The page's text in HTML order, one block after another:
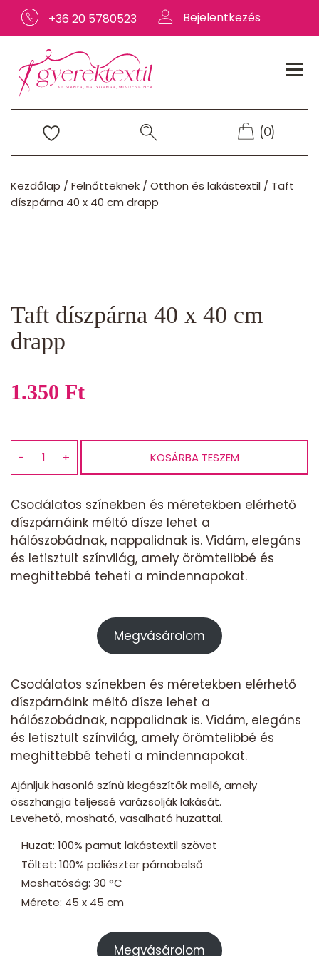
+36 20 5780523 Bejelentkezés
(0)
Kezdőlap /Felnőtteknek /Otthon és lakástextil / Taft
díszpárna 40 x 40 cm drapp
Taft díszpárna 40 x 40 cm
drapp
1.350 Ft
40
x
40
cm
drapp
mennyiség
− + KOSÁRBA TESZEM
Csodálatos színekben és méretekben elérhető
díszpárnáink méltó dísze lehet a
hálószobádnak, nappalidnak is. Vidám, elegáns
és letisztult színvilág, amely örömtelibbé és
meghittebbé teheti a mindennapokat.
Megvásárolom
Csodálatos színekben és méretekben elérhető
díszpárnáink méltó dísze lehet a
hálószobádnak, nappalidnak is. Vidám, elegáns
és letisztult színvilág, amely örömtelibbé és
meghittebbé teheti a mindennapokat.
Ajánljuk hasonló színű kiegészítők mellé, amely
összhangja teljessé varázsolják lakását.
Levehető, mosható, vasalható huzattal.
Huzat: 100% pamut lakástextil szövet
Töltet: 100% poliészter párnabelső
Moshatóság: 30 °C
Mérete: 45 x 45 cm
Megvásárolom